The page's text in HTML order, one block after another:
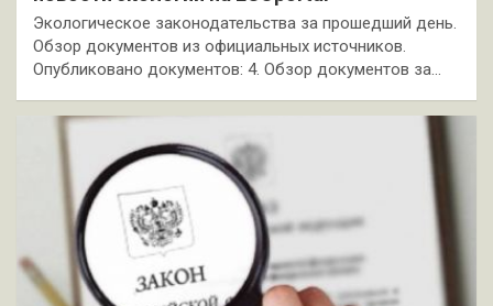
Экологическое законодательства за прошедший день.
Обзор документов из официальных источников.
Опубликовано документов: 4. Обзор документов за…